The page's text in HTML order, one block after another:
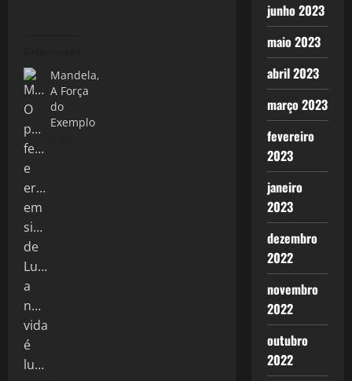
Mandela,
A Força
do
Exemplo
junho 2023
maio 2023
abril 2023
março 2023
fevereiro
2023
janeiro
2023
dezembro
2022
novembro
2022
outubro
2022